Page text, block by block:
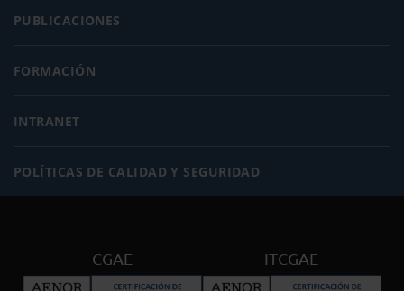
PUBLICACIONES
FORMACIÓN
INTRANET
POLÍTICAS DE CALIDAD Y SEGURIDAD
CGAE ITCGAE